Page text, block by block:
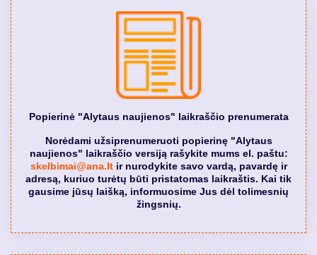
Popierinė "Alytaus naujienos" laikraščio prenumerata
Norėdami užsiprenumeruoti popierinę "Alytaus
naujienos" laikraščio versiją rašykite mums el. paštu:
skelbimai@ana.ltir nurodykite savo vardą, pavardę ir
adresą, kuriuo turėtų būti pristatomas laikraštis. Kai tik
gausime jūsų laišką, informuosime Jus dėl tolimesnių
žingsnių.